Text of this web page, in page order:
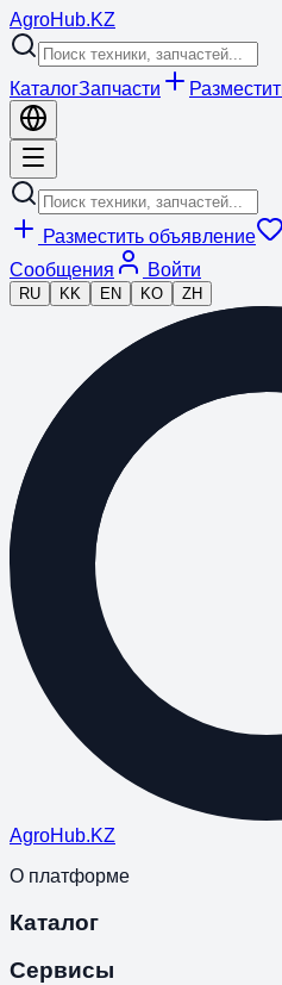
AgroHub.KZ
КаталогЗапчасти
Разместить объявление
Сообщения
Войти
RU KK EN KO ZH
AgroHub.KZ
О платформе
Каталог
Сервисы